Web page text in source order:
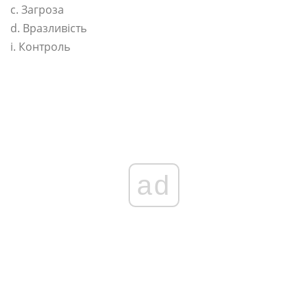
c. Загроза
d. Вразливість
і. Контроль
ad